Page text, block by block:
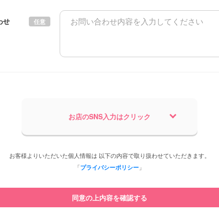
せ 任意
お店のSNS入力はクリック
お客様よりいただいた個人情報は 以下の内容で取り扱わせていただきます。
「プライバシーポリシー 」